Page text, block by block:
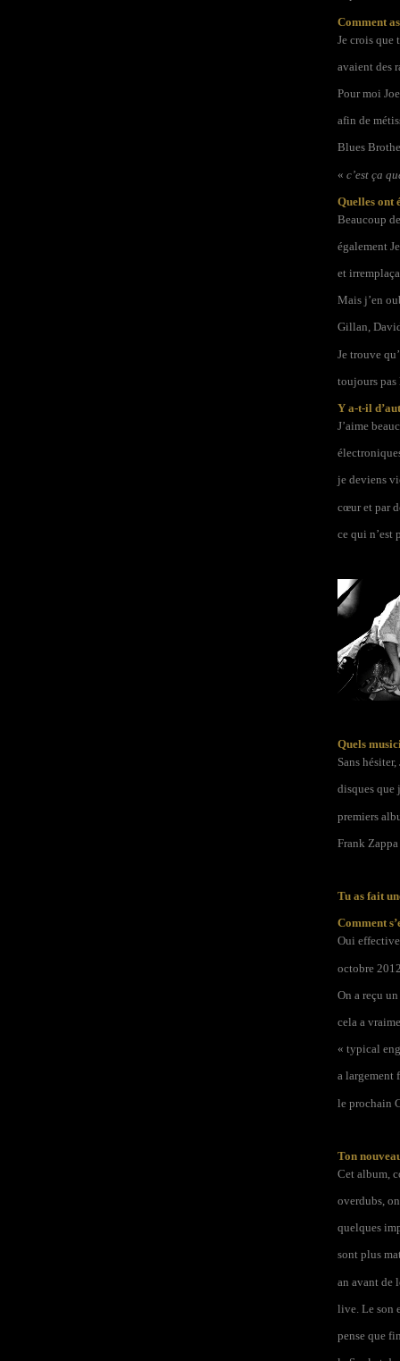
Comment
Je crois que
avaient des
Pour moi
afin de
Blues
« c’est ça
Quelles ont
Beaucoup
également
et
Mais j’en
Gillan,
Je trouve
toujours
Y a-t-il
J’aime
je deviens
cœur et par
ce qui n’est
Quels
Sans
disques que
premiers
Frank Zappa
Tu as fait
Comment
Oui
octobre
On a reçu
cela a
« typical
a largement
le prochain
Ton
Cet album,
overdubs,
quelques
sont plus
an avant de
live. Le son
pense que